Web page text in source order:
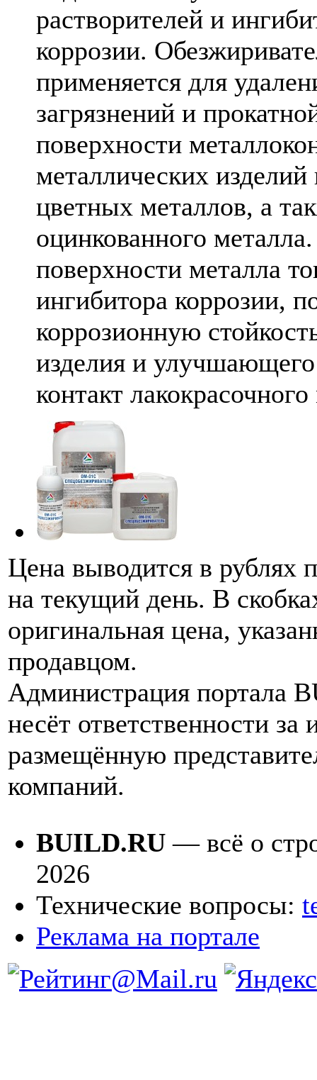
растворителей и
коррозии.
применяется для
загрязнений и
поверхности
металлических
цветных металлов, а
оцинкованного
поверхности металла
ингибитора коррозии,
коррозионную
изделия и
контакт
Цена выводится в рублях
на текущий день. В
оригинальная цена,
продавцом.
Администрация портала
несёт ответственности
размещённую
компаний.
BUILD.RU — всё о
2026
Технические вопросы:
Реклама на портале